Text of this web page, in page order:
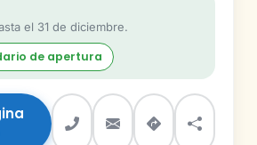
el 31 de diciembre.
de apertura